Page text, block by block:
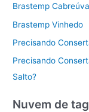
Brastemp Cabreúva
Brastemp Vinhedo
Precisando
Precisando
Salto?
Nuvem de